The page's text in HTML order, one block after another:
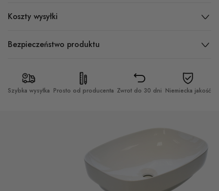
Koszty wysyłki
Bezpieczeństwo produktu
Szybka wysyłka Prosto od producenta Zwrot do 30 dni Niemiecka jakość